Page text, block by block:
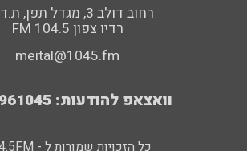
רחוב דולב 3, מגדל תפן, ת.ד 56
FM רדיו צפון 104.5
meital@1045.fm
וואצאפ להודעות: 0547961045